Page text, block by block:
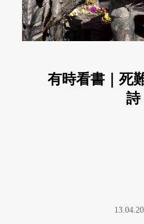
有時看書｜死
詩